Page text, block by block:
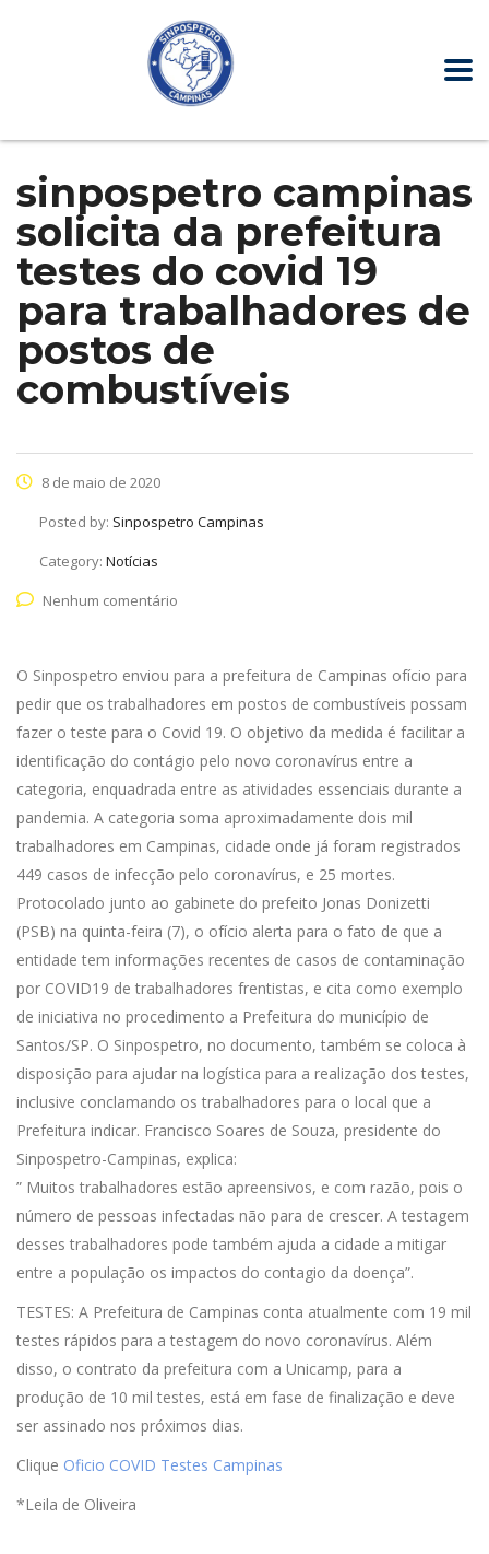
sinpospetro campinas
solicita da prefeitura
testes do covid 19
para trabalhadores de
postos de
combustíveis
8 de maio de 2020
Posted by: Sinpospetro Campinas
Category: Notícias
Nenhum comentário
O Sinpospetro enviou para a prefeitura de Campinas ofício para
pedir que os trabalhadores em postos de combustíveis possam
fazer o teste para o Covid 19. O objetivo da medida é facilitar a
identificação do contágio pelo novo coronavírus entre a
categoria, enquadrada entre as atividades essenciais durante a
pandemia. A categoria soma aproximadamente dois mil
trabalhadores em Campinas, cidade onde já foram registrados
449 casos de infecção pelo coronavírus, e 25 mortes.
Protocolado junto ao gabinete do prefeito Jonas Donizetti
(PSB) na quinta-feira (7), o ofício alerta para o fato de que a
entidade tem informações recentes de casos de contaminação
por COVID19 de trabalhadores frentistas, e cita como exemplo
de iniciativa no procedimento a Prefeitura do município de
Santos/SP. O Sinpospetro, no documento, também se coloca à
disposição para ajudar na logística para a realização dos testes,
inclusive conclamando os trabalhadores para o local que a
Prefeitura indicar. Francisco Soares de Souza, presidente do
Sinpospetro-Campinas, explica:
” Muitos trabalhadores estão apreensivos, e com razão, pois o
número de pessoas infectadas não para de crescer. A testagem
desses trabalhadores pode também ajuda a cidade a mitigar
entre a população os impactos do contagio da doença”.
TESTES: A Prefeitura de Campinas conta atualmente com 19 mil
testes rápidos para a testagem do novo coronavírus. Além
disso, o contrato da prefeitura com a Unicamp, para a
produção de 10 mil testes, está em fase de finalização e deve
ser assinado nos próximos dias.
Clique Oficio COVID Testes Campinas
*Leila de Oliveira